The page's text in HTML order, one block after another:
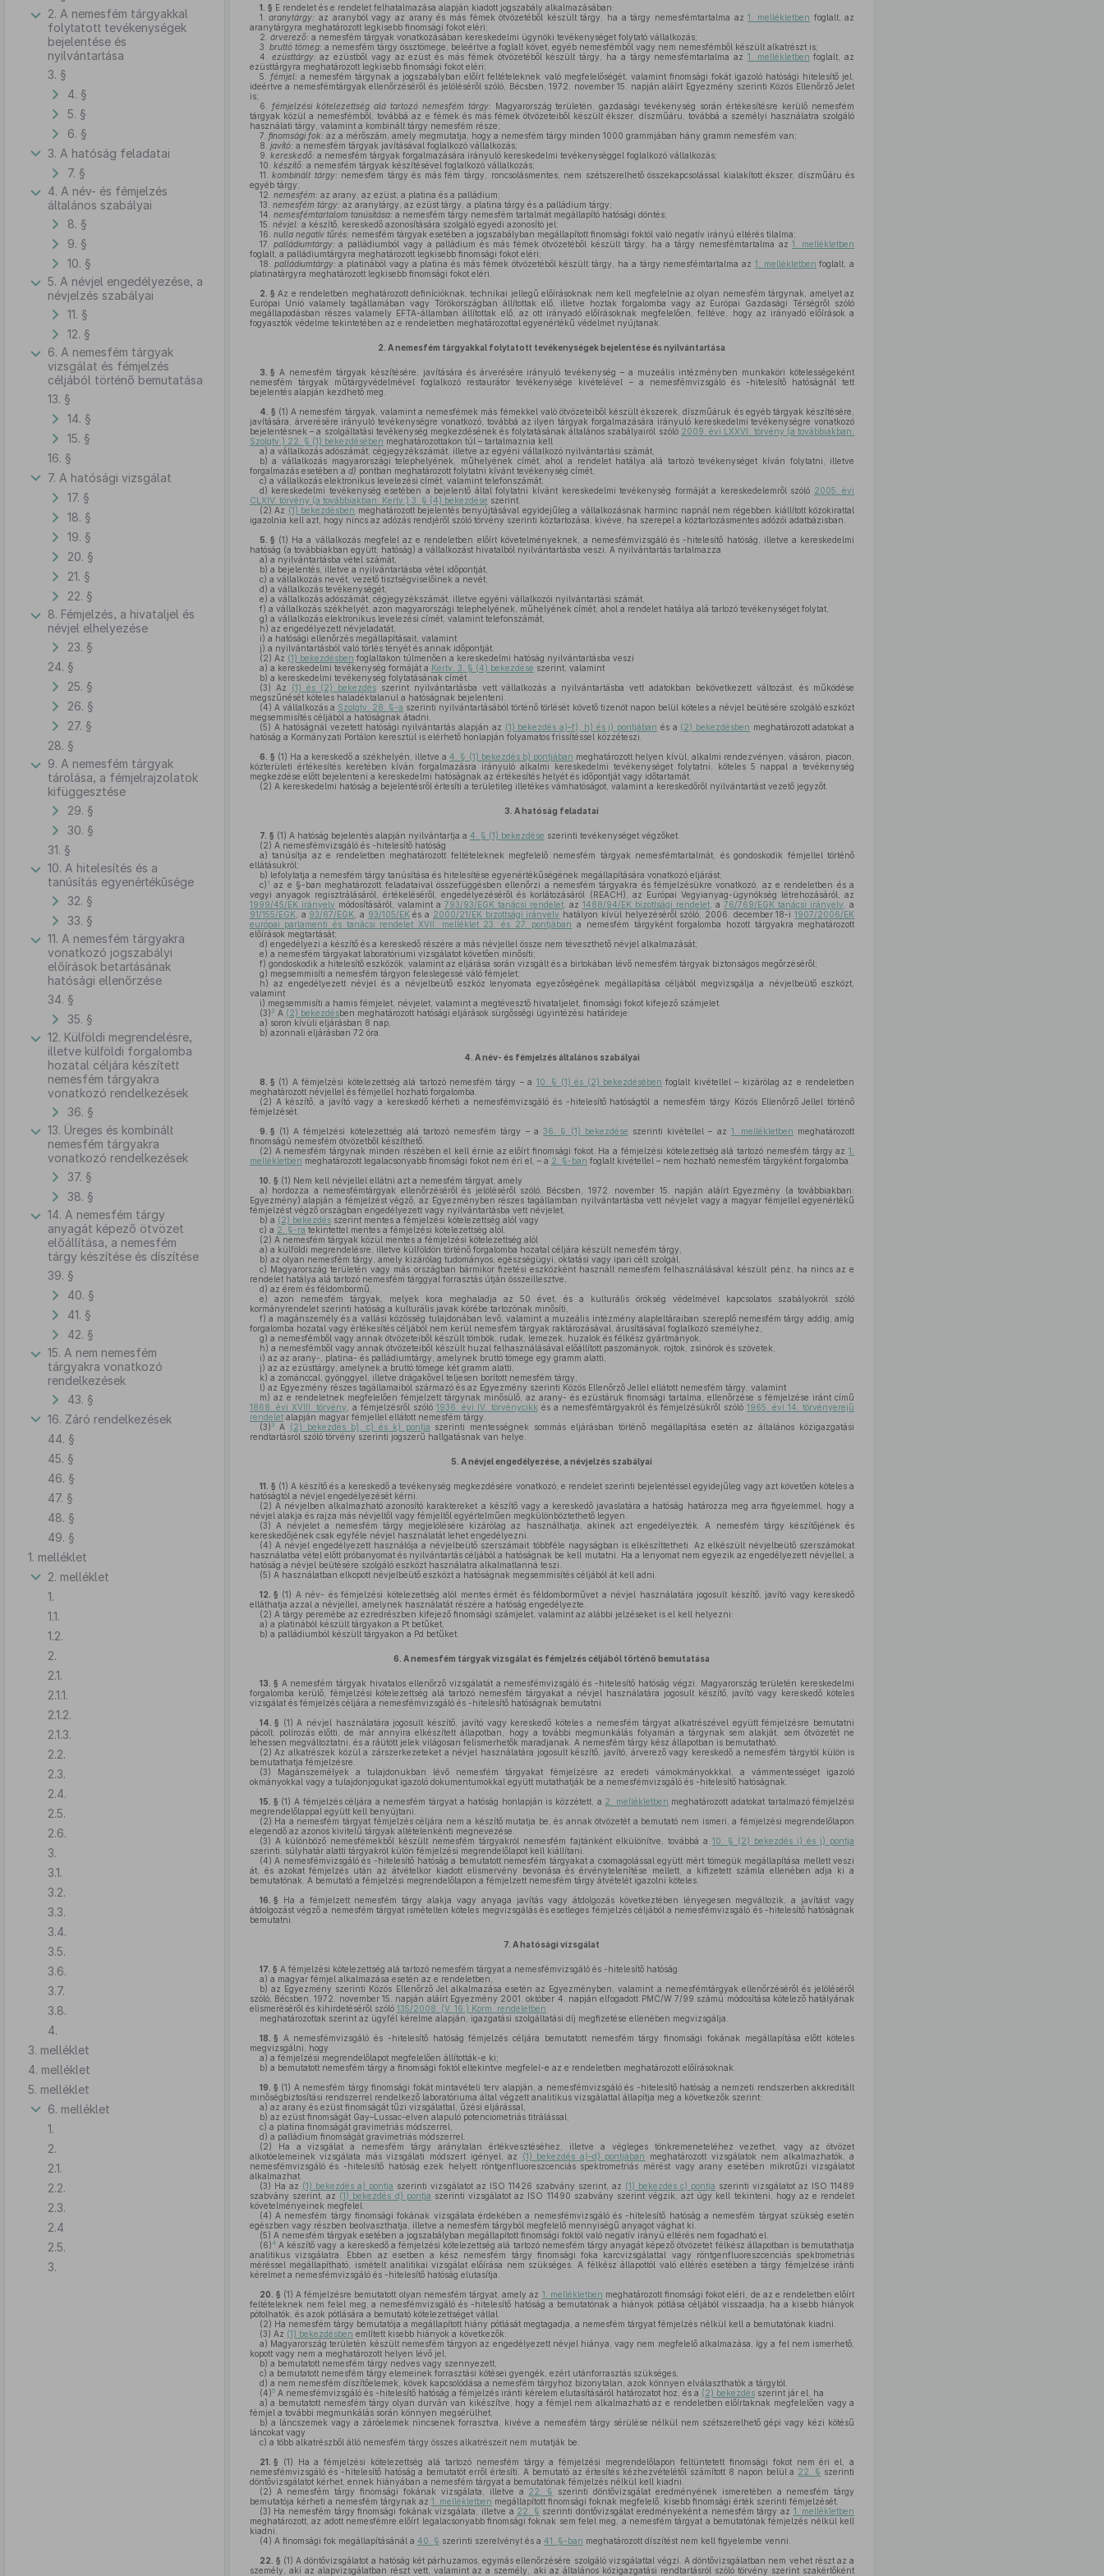
2. A nemesfém tárgyakkal
folytatott tevékenységek
bejelentése és
nyilvántartása
3. §
4. §
5. §
6. §
3. A hatóság feladatai
7. §
4. A név- és fémjelzés
általános szabályai
8. §
9. §
10. §
5. A névjel engedélyezése, a
névjelzés szabályai
11. §
12. §
6. A nemesfém tárgyak
vizsgálat és fémjelzés
céljából történő bemutatása
13. §
14. §
15. §
16. §
7. A hatósági vizsgálat
17. §
18. §
19. §
20. §
21. §
22. §
8. Fémjelzés, a hivataljel és
névjel elhelyezése
23. §
24. §
25. §
26. §
27. §
28. §
9. A nemesfém tárgyak
tárolása, a fémjelrajzolatok
kifüggesztése
29. §
30. §
31. §
10. A hitelesítés és a
tanúsítás egyenértékűsége
32. §
33. §
11. A nemesfém tárgyakra
vonatkozó jogszabályi
előírások betartásának
hatósági ellenőrzése
34. §
35. §
12. Külföldi megrendelésre,
illetve külföldi forgalomba
hozatal céljára készített
nemesfém tárgyakra
vonatkozó rendelkezések
36. §
13. Üreges és kombinált
nemesfém tárgyakra
vonatkozó rendelkezések
37. §
38. §
14. A nemesfém tárgy
anyagát képező ötvözet
előállítása, a nemesfém
tárgy készítése és díszítése
39. §
40. §
41. §
42. §
15. A nem nemesfém
tárgyakra vonatkozó
rendelkezések
43. §
16. Záró rendelkezések
44. §
45. §
46. §
47. §
48. §
49. §
1. melléklet
2. melléklet
1.
1.1.
1.2.
2.
2.1.
2.1.1.
2.1.2.
2.1.3.
2.2.
2.3.
2.4.
2.5.
2.6.
3.
3.1.
3.2.
3.3.
3.4.
3.5.
3.6.
3.7.
3.8.
4.
3. melléklet
4. melléklet
5. melléklet
6. melléklet
1.
2.
2.1.
2.2.
2.3.
2.4
2.5.
3.
1. § E rendelet és e rendelet felhatalmazása alapján kiadott jogszabály alkalmazásában:
1.
aranytárgy: az aranyból vagy az arany és más fémek ötvözetéből készült tárgy, ha a tárgy nemesfémtartalma az1. mellékletben foglalt, az
aranytárgyra meghatározott legkisebb finomsági fokot eléri;
2. árverező: a nemesfém tárgyak vonatkozásában kereskedelmi ügynöki tevékenységet folytató vállalkozás;
3. bruttó tömeg: a nemesfém tárgy össztömege, beleértve a foglalt követ, egyéb nemesfémből vagy nem nemesfémből készült alkatrészt is;
4.
ezüsttárgy: az ezüstből vagy az ezüst és más fémek ötvözetéből készült tárgy, ha a tárgy nemesfémtartalma az 1. mellékletben foglalt, az
ezüsttárgyra meghatározott legkisebb finomsági fokot eléri;
5.
fémjel: a nemesfém tárgynak a jogszabályban előírt feltételeknek való megfelelőségét, valamint finomsági fokát igazoló hatósági hitelesítő jel,
ideértve a nemesfémtárgyak ellenőrzéséről és jelöléséről szóló, Bécsben, 1972. november 15. napján aláírt Egyezmény szerinti Közös Ellenőrző Jelet
is;
6.
fémjelzési kötelezettség alá tartozó nemesfém tárgy: Magyarország területén, gazdasági tevékenység során értékesítésre kerülő nemesfém
tárgyak közül a nemesfémből, továbbá az e fémek és más fémek ötvözeteiből készült ékszer, díszműáru, továbbá a személyi használatra szolgáló
használati tárgy, valamint a kombinált tárgy nemesfém része;
7. finomsági fok: az a mérőszám, amely megmutatja, hogy a nemesfém tárgy minden 1000 grammjában hány gramm nemesfém van;
8. javító: a nemesfém tárgyak javításával foglalkozó vállalkozás;
9. kereskedő: a nemesfém tárgyak forgalmazására irányuló kereskedelmi tevékenységgel foglalkozó vállalkozás;
10. készítő: a nemesfém tárgyak készítésével foglalkozó vállalkozás;
11.
kombinált tárgy: nemesfém tárgy és más fém tárgy, roncsolásmentes, nem szétszerelhető összekapcsolással kialakított ékszer, díszműáru és
egyéb tárgy;
12. nemesfém: az arany, az ezüst, a platina és a palládium;
13. nemesfém tárgy: az aranytárgy, az ezüst tárgy, a platina tárgy és a palládium tárgy;
14. nemesfémtartalom tanúsítása: a nemesfém tárgy nemesfém tartalmát megállapító hatósági döntés;
15. névjel: a készítő, kereskedő azonosítására szolgáló egyedi azonosító jel;
16. nulla negatív tűrés: nemesfém tárgyak esetében a jogszabályban megállapított finomsági foktól való negatív irányú eltérés tilalma;
17.
palládiumtárgy: a palládiumból vagy a palládium és más fémek ötvözetéből készült tárgy, ha a tárgy nemesfémtartalma az1. mellékletben
foglalt, a palládiumtárgyra meghatározott legkisebb finomsági fokot eléri;
18.
palládiumtárgy: a platinából vagy a platina és más fémek ötvözetéből készült tárgy, ha a tárgy nemesfémtartalma az 1. mellékletben foglalt, a
platinatárgyra meghatározott legkisebb finomsági fokot eléri.
2. § Az e rendeletben meghatározott definícióknak, technikai jellegű előírásoknak nem kell megfelelnie az olyan nemesfém tárgynak, amelyet az
Európai Unió valamely tagállamában vagy Törökországban állítottak elő, illetve hoztak forgalomba vagy az Európai Gazdasági Térségről szóló
megállapodásban részes valamely EFTA-államban állítottak elő, az ott irányadó előírásoknak megfelelően, feltéve, hogy az irányadó előírások a
fogyasztók védelme tekintetében az e rendeletben meghatározottal egyenértékű védelmet nyújtanak.
2. A nemesfém tárgyakkal folytatott tevékenységek bejelentése és nyilvántartása
3. § A nemesfém tárgyak készítésére, javítására és árverésére irányuló tevékenység – a muzeális intézményben munkaköri kötelességeként
nemesfém tárgyak műtárgyvédelmével foglalkozó restaurátor tevékenysége kivételével – a nemesfémvizsgáló és -hitelesítő hatóságnál tett
bejelentés alapján kezdhető meg.
4. § (1) A nemesfém tárgyak, valamint a nemesfémek más fémekkel való ötvözeteiből készült ékszerek, díszműáruk és egyéb tárgyak készítésére,
javítására, árverésére irányuló tevékenységre vonatkozó, továbbá az ilyen tárgyak forgalmazására irányuló kereskedelmi tevékenységre vonatkozó
bejelentésnek – a szolgáltatási tevékenység megkezdésének és folytatásának általános szabályairól szóló 2009. évi LXXVI. törvény (a továbbiakban:
Szolgtv.) 22. § (1) bekezdésében meghatározottakon túl – tartalmaznia kell
a) a vállalkozás adószámát, cégjegyzékszámát, illetve az egyéni vállalkozó nyilvántartási számát,
b) a vállalkozás magyarországi telephelyének, műhelyének címét, ahol a rendelet hatálya alá tartozó tevékenységet kíván folytatni, illetve
forgalmazás esetében a d) pontban meghatározott folytatni kívánt tevékenység címét,
c) a vállalkozás elektronikus levelezési címét, valamint telefonszámát,
d) kereskedelmi tevékenység esetében a bejelentő által folytatni kívánt kereskedelmi tevékenység formáját a kereskedelemről szóló 2005. évi
CLXIV. törvény (a továbbiakban: Kertv.) 3. § (4) bekezdése szerint.
(2) Az (1) bekezdésben meghatározott bejelentés benyújtásával egyidejűleg a vállalkozásnak harminc napnál nem régebben kiállított közokirattal
igazolnia kell azt, hogy nincs az adózás rendjéről szóló törvény szerinti köztartozása, kivéve, ha szerepel a köztartozásmentes adózói adatbázisban.
5. § (1) Ha a vállalkozás megfelel az e rendeletben előírt követelményeknek, a nemesfémvizsgáló és -hitelesítő hatóság, illetve a kereskedelmi
hatóság (a továbbiakban együtt: hatóság) a vállalkozást hivatalból nyilvántartásba veszi. A nyilvántartás tartalmazza
a) a nyilvántartásba vétel számát,
b) a bejelentés, illetve a nyilvántartásba vétel időpontját,
c) a vállalkozás nevét, vezető tisztségviselőinek a nevét,
d) a vállalkozás tevékenységét,
e) a vállalkozás adószámát, cégjegyzékszámát, illetve egyéni vállalkozói nyilvántartási számát,
f) a vállalkozás székhelyét, azon magyarországi telephelyének, műhelyének címét, ahol a rendelet hatálya alá tartozó tevékenységet folytat,
g) a vállalkozás elektronikus levelezési címét, valamint telefonszámát,
h) az engedélyezett névjeladatát,
i) a hatósági ellenőrzés megállapításait, valamint
j) a nyilvántartásból való törlés tényét és annak időpontját.
(2) Az (1) bekezdésben foglaltakon túlmenően a kereskedelmi hatóság nyilvántartásba veszi
a) a kereskedelmi tevékenység formáját a Kertv. 3. § (4) bekezdése szerint, valamint
b) a kereskedelmi tevékenység folytatásának címét.
(3) Az (1) és (2) bekezdésszerint nyilvántartásba vett vállalkozás a nyilvántartásba vett adatokban bekövetkezett változást, és működése
megszűnését köteles haladéktalanul a hatóságnak bejelenteni.
(4) A vállalkozás a Szolgtv. 28. §-a szerinti nyilvántartásából történő törlését követő tizenöt napon belül köteles a névjel beütésére szolgáló eszközt
megsemmisítés céljából a hatóságnak átadni.
(5) A hatóságnál vezetett hatósági nyilvántartás alapján az (1) bekezdés a)–f), h) és j) pontjában és a (2) bekezdésben meghatározott adatokat a
hatóság a Kormányzati Portálon keresztül is elérhető honlapján folyamatos frissítéssel közzéteszi.
6. § (1) Ha a kereskedő a székhelyén, illetve a4. § (1) bekezdés b) pontjában meghatározott helyen kívül, alkalmi rendezvényen, vásáron, piacon,
közterületi értékesítés keretében kíván forgalmazásra irányuló alkalmi kereskedelmi tevékenységet folytatni, köteles 5 nappal a tevékenység
megkezdése előtt bejelenteni a kereskedelmi hatóságnak az értékesítés helyét és időpontját vagy időtartamát.
(2) A kereskedelmi hatóság a bejelentésről értesíti a területileg illetékes vámhatóságot, valamint a kereskedőről nyilvántartást vezető jegyzőt.
3. A hatóság feladatai
7. § (1) A hatóság bejelentés alapján nyilvántartja a 4. § (1) bekezdése szerinti tevékenységet végzőket.
(2) A nemesfémvizsgáló és -hitelesítő hatóság
a) tanúsítja az e rendeletben meghatározott feltételeknek megfelelő nemesfém tárgyak nemesfémtartalmát, és gondoskodik fémjellel történő
ellátásukról;
b) lefolytatja a nemesfém tárgy tanúsítása és hitelesítése egyenértékűségének megállapítására vonatkozó eljárást;
c) 1 az e §-ban meghatározott feladataival összefüggésben ellenőrzi a nemesfém tárgyakra és fémjelzésükre vonatkozó, az e rendeletben és a
vegyi anyagok regisztrálásáról, értékeléséről, engedélyezéséről és korlátozásáról (REACH), az Európai Vegyianyag-ügynökség létrehozásáról, az
1999/45/EK irányelv módosításáról, valamint a 793/93/EGK tanácsi rendelet, az1488/94/EK bizottsági rendelet, a76/769/EGK tanácsi irányelv,
a
91/155/EGK , a 93/67/EGK , a 93/105/EK és a 2000/21/EK bizottsági irányelv hatályon kívül helyezéséről szóló, 2006. december 18-i1907/2006/EK
európai parlamenti és tanácsi rendelet XVII. melléklet 23. és 27. pontjában a nemesfém tárgyként forgalomba hozott tárgyakra meghatározott
előírások megtartását;
d) engedélyezi a készítő és a kereskedő részére a más névjellel össze nem téveszthető névjel alkalmazását;
e) a nemesfém tárgyakat laboratóriumi vizsgálatot követően minősíti;
f) gondoskodik a hitelesítő eszközök, valamint az eljárása során vizsgált és a birtokában lévő nemesfém tárgyak biztonságos megőrzéséről;
g) megsemmisíti a nemesfém tárgyon feleslegessé váló fémjelet;
h) az engedélyezett névjel és a névjelbeütő eszköz lenyomata egyezőségének megállapítása céljából megvizsgálja a névjelbeütő eszközt,
valamint
i) megsemmisíti a hamis fémjelet, névjelet, valamint a megtévesztő hivataljelet, finomsági fokot kifejező számjelet.
(3) 2 A (2) bekezdésben meghatározott hatósági eljárások sürgősségi ügyintézési határideje:
a) soron kívüli eljárásban 8 nap,
b) azonnali eljárásban 72 óra.
4. A név- és fémjelzés általános szabályai
8. § (1) A fémjelzési kötelezettség alá tartozó nemesfém tárgy – a 10. § (1) és (2) bekezdésében foglalt kivétellel – kizárólag az e rendeletben
meghatározott névjellel és fémjellel hozható forgalomba.
(2) A készítő, a javító vagy a kereskedő kérheti a nemesfémvizsgáló és -hitelesítő hatóságtól a nemesfém tárgy Közös Ellenőrző Jellel történő
fémjelzését.
9. § (1) A fémjelzési kötelezettség alá tartozó nemesfém tárgy – a36. § (1) bekezdése szerinti kivétellel – az 1. mellékletben meghatározott
finomságú nemesfém ötvözetből készíthető.
(2) A nemesfém tárgynak minden részében el kell érnie az előírt finomsági fokot. Ha a fémjelzési kötelezettség alá tartozó nemesfém tárgy az1.
mellékletben meghatározott legalacsonyabb finomsági fokot nem éri el, – a 2. §-ban foglalt kivétellel – nem hozható nemesfém tárgyként forgalomba.
10. § (1) Nem kell névjellel ellátni azt a nemesfém tárgyat, amely
a) hordozza a nemesfémtárgyak ellenőrzéséről és jelöléséről szóló, Bécsben, 1972. november 15. napján aláírt Egyezmény (a továbbiakban:
Egyezmény) alapján a fémjelzést végző, az Egyezményben részes tagállamban nyilvántartásba vett névjelet vagy a magyar fémjellel egyenértékű
fémjelzést végző országban engedélyezett vagy nyilvántartásba vett névjelet,
b) a (2) bekezdésszerint mentes a fémjelzési kötelezettség alól vagy
c) a 2. §-ra tekintettel mentes a fémjelzési kötelezettség alól.
(2) A nemesfém tárgyak közül mentes a fémjelzési kötelezettség alól
a) a külföldi megrendelésre, illetve külföldön történő forgalomba hozatal céljára készült nemesfém tárgy,
b) az olyan nemesfém tárgy, amely kizárólag tudományos, egészségügyi, oktatási vagy ipari célt szolgál,
c) Magyarország területén vagy más országban bármikor fizetési eszközként használt nemesfém felhasználásával készült pénz, ha nincs az e
rendelet hatálya alá tartozó nemesfém tárggyal forrasztás útján összeillesztve,
d) az érem és féldombormű,
e) azon nemesfém tárgyak, melyek kora meghaladja az 50 évet, és a kulturális örökség védelmével kapcsolatos szabályokról szóló
kormányrendelet szerinti hatóság a kulturális javak körébe tartozónak minősíti,
f) a magánszemély és a vallási közösség tulajdonában levő, valamint a muzeális intézmény alapleltáraiban szereplő nemesfém tárgy addig, amíg
forgalomba hozatal vagy értékesítés céljából nem kerül nemesfém tárgyak raktározásával, árusításával foglalkozó személyhez,
g) a nemesfémből vagy annak ötvözeteiből készült tömbök, rudak, lemezek, huzalok és félkész gyártmányok,
h) a nemesfémből vagy annak ötvözeteiből készült huzal felhasználásával előállított paszományok, rojtok, zsinórok és szövetek,
i) az az arany-, platina- és palládiumtárgy, amelynek bruttó tömege egy gramm alatti,
j) az az ezüsttárgy, amelynek a bruttó tömege két gramm alatti,
k) a zománccal, gyönggyel, illetve drágakővel teljesen borított nemesfém tárgy,
l) az Egyezmény részes tagállamaiból származó és az Egyezmény szerinti Közös Ellenőrző Jellel ellátott nemesfém tárgy, valamint
m) az e rendeletnek megfelelően fémjelzett tárgynak minősülő, az arany- és ezüstáruk finomsági tartalma, ellenőrzése s fémjelzése iránt című
1868. évi XVIII. törvény , a fémjelzésről szóló1936. évi IV. törvénycikk és a nemesfémtárgyakról és fémjelzésükről szóló1965. évi 14. törvényerejű
rendeletalapján magyar fémjellel ellátott nemesfém tárgy.
(3) 3A (2) bekezdés b), c) és k) pontja szerinti mentességnek sommás eljárásban történő megállapítása esetén az általános közigazgatási
rendtartásról szóló törvény szerinti jogszerű hallgatásnak van helye.
5. A névjel engedélyezése, a névjelzés szabályai
11. § (1) A készítő és a kereskedő a tevékenység megkezdésére vonatkozó, e rendelet szerinti bejelentéssel egyidejűleg vagy azt követően köteles a
hatóságtól a névjel engedélyezését kérni.
(2) A névjelben alkalmazható azonosító karaktereket a készítő vagy a kereskedő javaslatára a hatóság határozza meg arra figyelemmel, hogy a
névjel alakja és rajza más névjeltől vagy fémjeltől egyértelműen megkülönböztethető legyen.
(3) A névjelet a nemesfém tárgy megjelölésére kizárólag az használhatja, akinek azt engedélyezték. A nemesfém tárgy készítőjének és
kereskedőjének csak egyféle névjel használatát lehet engedélyezni.
(4) A névjel engedélyezett használója a névjelbeütő szerszámait többféle nagyságban is elkészíttetheti. Az elkészült névjelbeütő szerszámokat
használatba vétel előtt próbanyomat és nyilvántartás céljából a hatóságnak be kell mutatni. Ha a lenyomat nem egyezik az engedélyezett névjellel, a
hatóság a névjel beütésére szolgáló eszközt használatra alkalmatlanná teszi.
(5) A használatban elkopott névjelbeütő eszközt a hatóságnak megsemmisítés céljából át kell adni.
12. § (1) A név- és fémjelzési kötelezettség alól mentes érmét és féldomborművet a névjel használatára jogosult készítő, javító vagy kereskedő
elláthatja azzal a névjellel, amelynek használatát részére a hatóság engedélyezte.
(2) A tárgy peremébe az ezredrészben kifejező finomsági számjelet, valamint az alábbi jelzéseket is el kell helyezni:
a) a platinából készült tárgyakon a Pt betűket,
b) a palládiumból készült tárgyakon a Pd betűket.
6. A nemesfém tárgyak vizsgálat és fémjelzés céljából történő bemutatása
13. § A nemesfém tárgyak hivatalos ellenőrző vizsgálatát a nemesfémvizsgáló és -hitelesítő hatóság végzi. Magyarország területén kereskedelmi
forgalomba kerülő, fémjelzési kötelezettség alá tartozó nemesfém tárgyakat a névjel használatára jogosult készítő, javító vagy kereskedő köteles
vizsgálat és fémjelzés céljára a nemesfémvizsgáló és -hitelesítő hatóságnak bemutatni.
14. § (1) A névjel használatára jogosult készítő, javító vagy kereskedő köteles a nemesfém tárgyat alkatrészével együtt fémjelzésre bemutatni
pácolt, polírozás előtti, de már annyira elkészített állapotban, hogy a további megmunkálás folyamán a tárgynak sem alakját, sem ötvözetét ne
lehessen megváltoztatni, és a ráütött jelek világosan felismerhetők maradjanak. A nemesfém tárgy kész állapotban is bemutatható.
(2) Az alkatrészek közül a zárszerkezeteket a névjel használatára jogosult készítő, javító, árverező vagy kereskedő a nemesfém tárgytól külön is
bemutathatja fémjelzésre.
(3) Magánszemélyek a tulajdonukban lévő nemesfém tárgyakat fémjelzésre az eredeti vámokmányokkkal, a vámmentességet igazoló
okmányokkal vagy a tulajdonjogukat igazoló dokumentumokkal együtt mutathatják be a nemesfémvizsgáló és -hitelesítő hatóságnak.
15. § (1) A fémjelzés céljára a nemesfém tárgyat a hatóság honlapján is közzétett, a 2. mellékletben meghatározott adatokat tartalmazó fémjelzési
megrendelőlappal együtt kell benyújtani.
(2) Ha a nemesfém tárgyat fémjelzés céljára nem a készítő mutatja be, és annak ötvözetét a bemutató nem ismeri, a fémjelzési megrendelőlapon
elegendő az azonos kivitelű tárgyak altételenkénti megnevezése.
(3) A különböző nemesfémekből készült nemesfém tárgyakról nemesfém fajtánként elkülönítve, továbbá a10. § (2) bekezdés i) és j) pontja
szerinti, súlyhatár alatti tárgyakról külön fémjelzési megrendelőlapot kell kiállítani.
(4) A nemesfémvizsgáló és -hitelesítő hatóság a bemutatott nemesfém tárgyakat a csomagolással együtt mért tömegük megállapítása mellett veszi
át, és azokat fémjelzés után az átvételkor kiadott elismervény bevonása és érvénytelenítése mellett, a kifizetett számla ellenében adja ki a
bemutatónak. A bemutató a fémjelzési megrendelőlapon a fémjelzett nemesfém tárgy átvételét igazolni köteles.
16. § Ha a fémjelzett nemesfém tárgy alakja vagy anyaga javítás vagy átdolgozás következtében lényegesen megváltozik, a javítást vagy
átdolgozást végző a nemesfém tárgyat ismételten köteles megvizsgálás és esetleges fémjelzés céljából a nemesfémvizsgáló és -hitelesítő hatóságnak
bemutatni.
7. A hatósági vizsgálat
17. § A fémjelzési kötelezettség alá tartozó nemesfém tárgyat a nemesfémvizsgáló és -hitelesítő hatóság
a) a magyar fémjel alkalmazása esetén az e rendeletben,
b) az Egyezmény szerinti Közös Ellenőrző Jel alkalmazása esetén az Egyezményben, valamint a nemesfémtárgyak ellenőrzéséről és jelöléséről
szóló, Bécsben, 1972. november 15. napján aláírt Egyezmény 2001. október 4. napján elfogadott PMC/W 7/99 számú módosítása kötelező hatályának
elismeréséről és kihirdetéséről szóló 135/2008. (V. 16.) Korm. rendeletben
meghatározottak szerint az ügyfél kérelme alapján, igazgatási szolgáltatási díj megfizetése ellenében megvizsgálja.
18. § A nemesfémvizsgáló és -hitelesítő hatóság fémjelzés céljára bemutatott nemesfém tárgy finomsági fokának megállapítása előtt köteles
megvizsgálni, hogy
a) a fémjelzési megrendelőlapot megfelelően állították-e ki;
b) a bemutatott nemesfém tárgy a finomsági foktól eltekintve megfelel-e az e rendeletben meghatározott előírásoknak.
19. § (1) A nemesfém tárgy finomsági fokát mintavételi terv alapján, a nemesfémvizsgáló és -hitelesítő hatóság a nemzeti rendszerben akkreditált
minőségbiztosítási rendszerrel rendelkező laboratóriuma által végzett analitikus vizsgálattal állapítja meg a következők szerint:
a) az arany és ezüst finomságát tűzi vizsgálattal, űzési eljárással,
b) az ezüst finomságát Gay–Lussac-elven alapuló potenciometriás titrálással,
c) a platina finomságát gravimetriás módszerrel,
d) a palládium finomságát gravimetriás módszerrel.
(2) Ha a vizsgálat a nemesfém tárgy aránytalan értékvesztéséhez, illetve a végleges tönkremeneteléhez vezethet, vagy az ötvözet
alkotóelemeinek vizsgálata más vizsgálati módszert igényel, az
(1) bekezdés a)–d) pontjában
meghatározott vizsgálatok nem alkalmazhatók, a
nemesfémvizsgáló és -hitelesítő hatóság ezek helyett röntgenfluoreszcenciás spektrometriás mérést vagy arany esetében mikrotűzi vizsgálatot
alkalmazhat.
(3) Ha az (1) bekezdés a) pontja szerinti vizsgálatot az ISO 11426 szabvány szerint, az (1) bekezdés c) pontja szerinti vizsgálatot az ISO 11489
szabvány szerint, az (1) bekezdés d) pontja szerinti vizsgálatot az ISO 11490 szabvány szerint végzik, azt úgy kell tekinteni, hogy az e rendelet
követelményeinek megfelel.
(4) A nemesfém tárgy finomsági fokának vizsgálata érdekében a nemesfémvizsgáló és -hitelesítő hatóság a nemesfém tárgyat szükség esetén
egészben vagy részben beolvaszthatja, illetve a nemesfém tárgyból megfelelő mennyiségű anyagot vághat ki.
(5) A nemesfém tárgyak esetében a jogszabályban megállapított finomsági foktól való negatív irányú eltérés nem fogadható el.
(6)4A készítő vagy a kereskedő a fémjelzési kötelezettség alá tartozó nemesfém tárgy anyagát képező ötvözetet félkész állapotban is bemutathatja
analitikus vizsgálatra. Ebben az esetben a kész nemesfém tárgy finomsági foka karcvizsgálattal vagy röntgenfluoreszcenciás spektrometriás
méréssel megállapítható, ismételt analitikai vizsgálat előírása nem szükséges. A félkész állapottól való eltérés esetében a tárgy fémjelzése iránti
kérelmet a nemesfémvizsgáló és -hitelesítő hatóság elutasítja.
20. § (1) A fémjelzésre bemutatott olyan nemesfém tárgyat, amely az 1. mellékletben meghatározott finomsági fokot eléri, de az e rendeletben előírt
feltételeknek nem felel meg, a nemesfémvizsgáló és -hitelesítő hatóság a bemutatónak a hiányok pótlása céljából visszaadja, ha a kisebb hiányok
pótolhatók, és azok pótlására a bemutató kötelezettséget vállal.
(2) Ha nemesfém tárgy bemutatója a megállapított hiány pótlását megtagadja, a nemesfém tárgyat fémjelzés nélkül kell a bemutatónak kiadni.
(3) Az (1) bekezdésben említett kisebb hiányok a következők:
a) Magyarország területén készült nemesfém tárgyon az engedélyezett névjel hiánya, vagy nem megfelelő alkalmazása, így a fel nem ismerhető,
kopott vagy nem a meghatározott helyen lévő jel,
b) a bemutatott nemesfém tárgy nedves vagy szennyezett,
c) a bemutatott nemesfém tárgy elemeinek forrasztási kötései gyengék, ezért utánforrasztás szükséges,
d) a nem nemesfém díszítőelemek, kövek kapcsolódása a nemesfém tárgyhoz bizonytalan, azok könnyen elválaszthatók a tárgytól.
(4)5A nemesfémvizsgáló és -hitelesítő hatóság a fémjelzés iránti kérelem elutasításáról határozatot hoz, és a (2) bekezdésszerint jár el, ha
a) a bemutatott nemesfém tárgy olyan durván van kikészítve, hogy a fémjel nem alkalmazható az e rendeletben előírtaknak megfelelően vagy a
fémjel a további megmunkálás során könnyen megsérülhet,
b) a láncszemek vagy a záróelemek nincsenek forrasztva, kivéve a nemesfém tárgy sérülése nélkül nem szétszerelhető gépi vagy kézi kötésű
láncokat vagy
c) a több alkatrészből álló nemesfém tárgy összes alkatrészeit nem mutatják be.
21. § (1) Ha a fémjelzési kötelezettség alá tartozó nemesfém tárgy a fémjelzési megrendelőlapon feltüntetett finomsági fokot nem éri el, a
nemesfémvizsgáló és -hitelesítő hatóság a bemutatót erről értesíti. A bemutató az értesítés kézhezvételétől számított 8 napon belül a 22. § szerinti
döntővizsgálatot kérhet, ennek hiányában a nemesfém tárgyat a bemutatónak fémjelzés nélkül kell kiadni.
(2) A nemesfém tárgy finomsági fokának vizsgálata, illetve a 22. §
szerinti döntővizsgálat eredményének ismeretében a nemesfém tárgy
bemutatója kérheti a nemesfém tárgynak az 1. mellékletben megállapított finomsági foknak megfelelő, kisebb finomsági érték szerinti fémjelzését.
(3) Ha nemesfém tárgy finomsági fokának vizsgálata, illetve a 22. § szerinti döntővizsgálat eredményeként a nemesfém tárgy az 1. mellékletben
meghatározott, az adott nemesfémre előírt legalacsonyabb finomsági foknak sem felel meg, a nemesfém tárgyat a bemutatónak fémjelzés nélkül kell
kiadni.
(4) A finomsági fok megállapításánál a 40. § szerinti szerelvényt és a 41. §-ban meghatározott díszítést nem kell figyelembe venni.
22. § (1) A döntővizsgálatot a hatóság két párhuzamos, egymás ellenőrzésére szolgáló vizsgálattal végzi. A döntővizsgálatban nem vehet részt az a
személy, aki az alapvizsgálatban részt vett, valamint az a személy, aki az általános közigazgatási rendtartásról szóló törvény szerint szakértőként